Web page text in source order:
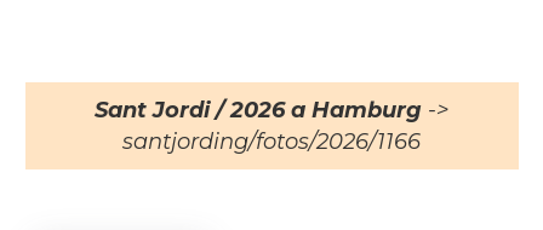
Sant Jordi / 2026 a Hamburg ->
santjording/fotos/2026/1166